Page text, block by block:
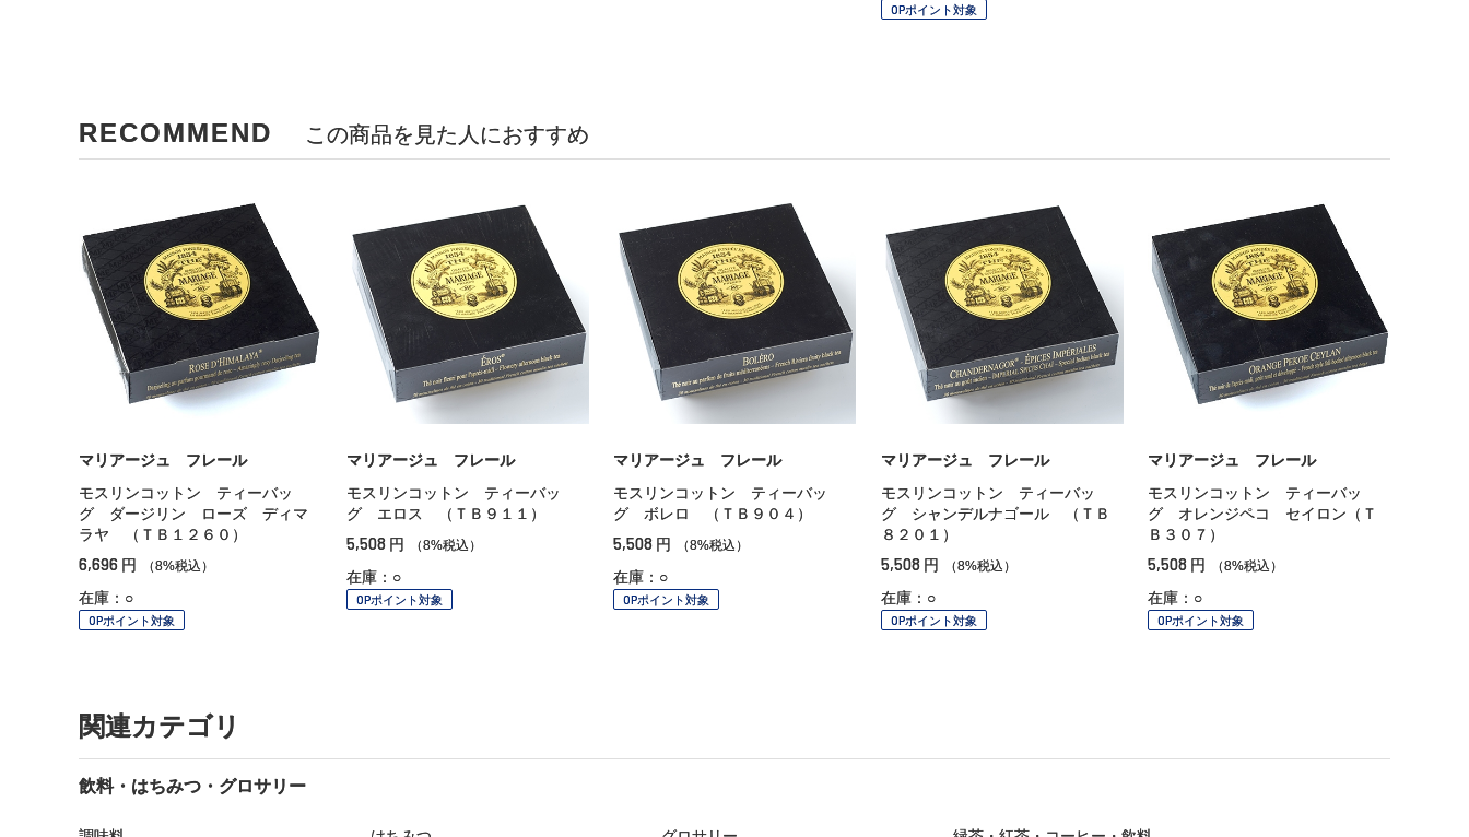
OPポイント対象
RECOMMEND この商品を見た人におすすめ
マリアージュ フレール
モスリンコットン ティーバッ
グ ダージリン ローズ ディマ
ラヤ （ＴＢ１２６０）
6,696 円 （8%税込）
在庫：○
OPポイント対象
マリアージュ フレール
モスリンコットン ティーバッ
グ エロス （ＴＢ９１１）
5,508 円 （8%税込）
在庫：○
OPポイント対象
マリアージュ フレール
モスリンコットン ティーバッ
グ ボレロ （ＴＢ９０４）
5,508 円 （8%税込）
在庫：○
OPポイント対象
マリアージュ フレール
モスリンコットン ティーバッ
グ シャンデルナゴール （ＴＢ
８２０１）
5,508 円 （8%税込）
在庫：○
OPポイント対象
マリアージュ フレール
モスリンコットン ティーバッ
グ オレンジペコ セイロン（Ｔ
Ｂ３０７）
5,508 円 （8%税込）
在庫：○
OPポイント対象
関連カテゴリ
飲料・はちみつ・グロサリー